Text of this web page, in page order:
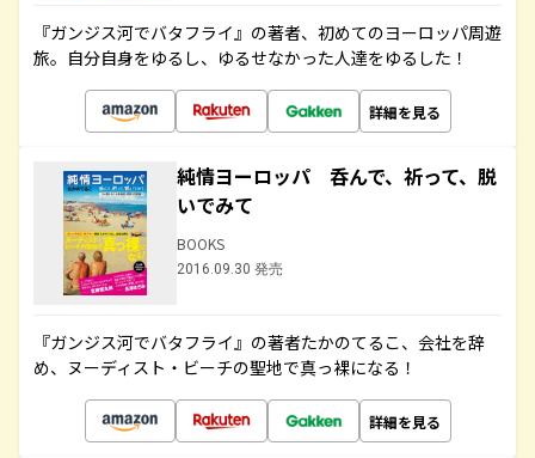
『ガンジス河でバタフライ』の著者、初めてのヨーロッパ周遊
旅。自分自身をゆるし、ゆるせなかった人達をゆるした！
詳細を見る
純情ヨーロッパ 呑んで、祈って、脱
いでみて
BOOKS
2016.09.30 発売
『ガンジス河でバタフライ』の著者たかのてるこ、会社を辞
め、ヌーディスト・ビーチの聖地で真っ裸になる！
詳細を見る